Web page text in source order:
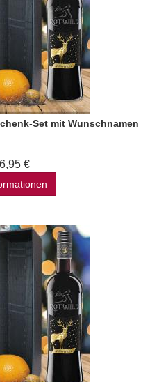
Set mit Wunschnamen
€